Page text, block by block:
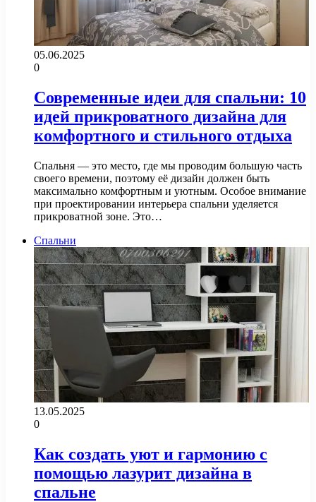
05.06.2025
0
Современные идеи для спальни: 10
идей прикроватного дизайна для
комфортного и стильного отдыха
Спальня — это место, где мы проводим большую часть
своего времени, поэтому её дизайн должен быть
максимально комфортным и уютным. Особое внимание
при проектировании интерьера спальни уделяется
прикроватной зоне. Это…
Спальни
13.05.2025
0
Как создать уют и гармонию с
помощью лазурит дизайна в
спальне